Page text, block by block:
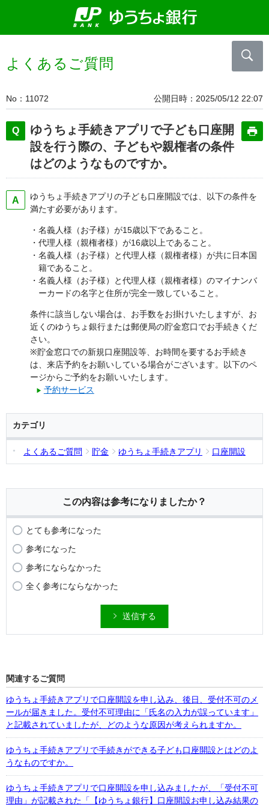
よくあるご質問
No 11072 公開日時 2025/05/12 22:07
ゆうちょ手続きアプリで子ども口座開
設を行う際の、子どもや親権者の条件
はどのようなものですか。
ゆうちょ手続きアプリの子ども口座開設では、以下の条件を
満たす必要があります。
・名義人様（お子様）が15歳以下であること。
・代理人様（親権者様）が16歳以上であること。
・名義人様（お子様）と代理人様（親権者様）が共に日本国
籍であること。
・名義人様（お子様）と代理人様（親権者様）のマイナンバ
ーカードの名字と住所が完全一致していること。
条件に該当しない場合は、お手数をお掛けいたしますが、お
近くのゆうちょ銀行または郵便局の貯金窓口でお手続きくだ
さい。
※貯金窓口での新規口座開設等、お時間を要するお手続き
は、来店予約をお願いしている場合がございます。以下のペ
ージからご予約をお願いいたします。
▶ 予約サービス
カテゴリ
よくあるご質問 貯金 ゆうちょ手続きアプリ 口座開設
この内容は参考になりましたか？
とても参考になった
参考になった
参考にならなかった
全く参考にならなかった
送信する
関連するご質問
ゆうちょ手続きアプリで口座開設を申し込み、後日、受付不可のメ
ールが届きました。受付不可理由に「氏名の入力が誤っています」
と記載されていましたが、どのような原因が考えられますか。
ゆうちょ手続きアプリで手続きができる子ども口座開設とはどのよ
うなものですか。
ゆうちょ手続きアプリで口座開設を申し込みましたが、「受付不可
理由」が記載された「【ゆうちょ銀行】口座開設お申し込み結果の